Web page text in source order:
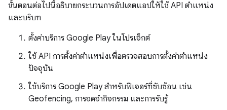
ขั้นตอนต่อไปนี้อธิบายกระบวนการอัปเดตแอปให้ใช้ API ตำแหน่ง
และบริบท
ตั้งค่าบริการ Google Play ในโปรเจ็กต์
ใช้ API การตั้งค่าตำแหน่งเพื่อตรวจสอบการตั้งค่าตำแหน่ง
ปัจจุบัน
ใช้บริการ Google Play สำหรับฟีเจอร์ที่ซับซ้อน เช่น
Geofencing, การจดจำกิจกรรม และการรับรู้